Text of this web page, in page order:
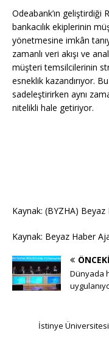
Odeabank’ın
bankacılık ekiplerinin
yönetmesine imkân
zamanlı veri akışı ve
müşteri temsilcilerinin
esneklik kazandırıyor.
sadeleştirirken aynı
nitelikli hale getiriyor.
Kaynak: (BYZHA) Beyaz
Kaynak: Beyaz Haber
ÖNCEKI
Dünyada
İstinye